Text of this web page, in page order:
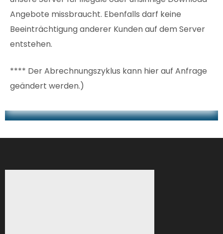
Angebote missbraucht. Ebenfalls darf keine
Beeinträchtigung anderer Kunden auf dem Server
entstehen.
**** Der Abrechnungszyklus kann hier auf Anfrage
geändert werden.)